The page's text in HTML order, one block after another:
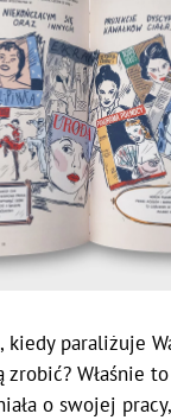
kiedy paraliżuje
Właśnie to
o swojej